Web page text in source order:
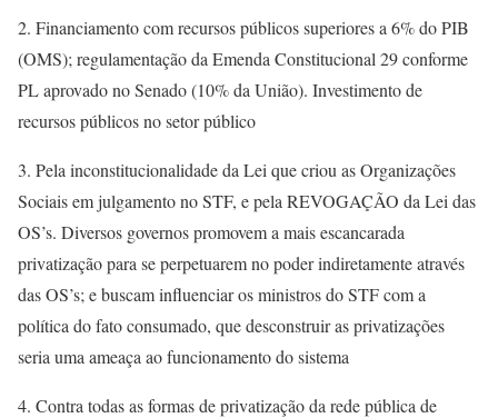
2. Financiamento com recursos públicos superiores a 6% do PIB
(OMS); regulamentação da Emenda Constitucional 29 conforme
PL aprovado no Senado (10% da União). Investimento de
recursos públicos no setor público
3. Pela inconstitucionalidade da Lei que criou as Organizações
Sociais em julgamento no STF, e pela REVOGAÇÃO da Lei das
OS’s. Diversos governos promovem a mais escancarada
privatização para se perpetuarem no poder indiretamente através
das OS’s; e buscam influenciar os ministros do STF com a
política do fato consumado, que desconstruir as privatizações
seria uma ameaça ao funcionamento do sistema
4. Contra todas as formas de privatização da rede pública de